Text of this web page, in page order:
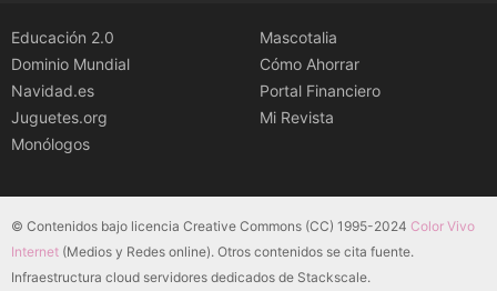
Educación 2.0
Dominio Mundial
Navidad.es
Juguetes.org
Monólogos
Mascotalia
Cómo Ahorrar
Portal Financiero
Mi Revista
© Contenidos bajo licencia Creative Commons (CC) 1995-2024 Color Vivo
Internet (Medios y Redes online). Otros contenidos se cita fuente.
Infraestructura cloud servidores dedicados de Stackscale.